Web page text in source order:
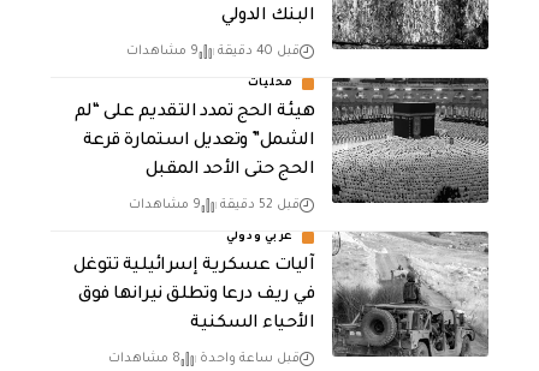
البنك الدولي
قبل 40 دقيقة 9 مشاهدات
محليات
هيئة الحج تمدد التقديم على “لم
الشمل” وتعديل استمارة قرعة
الحج حتى الأحد المقبل
قبل 52 دقيقة 9 مشاهدات
عربي ودولي
آليات عسكرية إسرائيلية تتوغل
في ريف درعا وتطلق نيرانها فوق
الأحياء السكنية
قبل ساعة واحدة 8 مشاهدات